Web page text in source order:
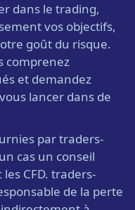
dans le trading,
vos objectifs,
goût du risque.
comprenez
et demandez
lancer dans de
par traders-
cas un conseil
CFD. traders-
de la perte